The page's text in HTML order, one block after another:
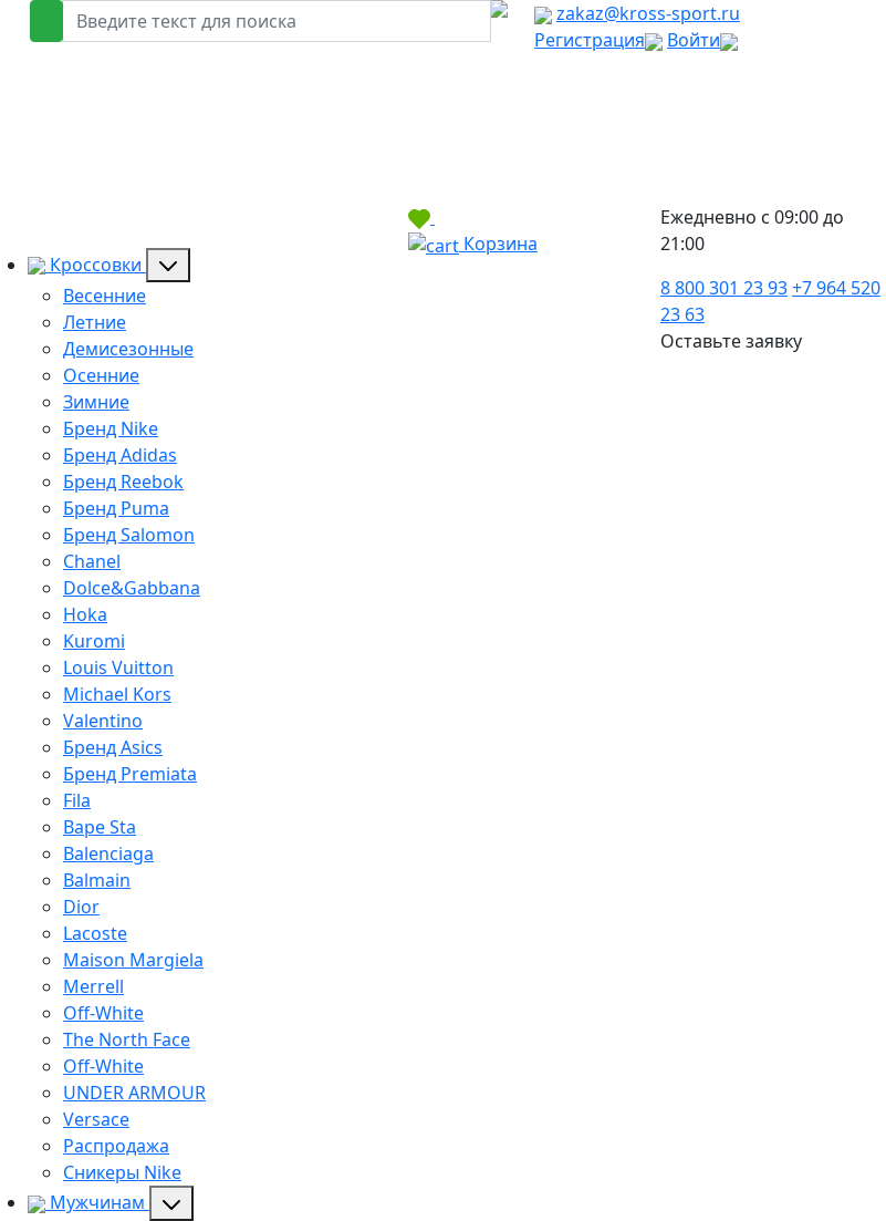
zakaz@kross-sport.ru
Регистрация
Войти
Кроссовки
Весенние
Летние
Демисезонные
Осенние
Зимние
Бренд Nike
Бренд Adidas
Бренд Reebok
Бренд Puma
Бренд Salomon
Chanel
Dolce&Gabbana
Hoka
Kuromi
Louis Vuitton
Michael Kors
Valentino
Бренд Asics
Бренд Premiata
Fila
Bape Sta
Balenciaga
Balmain
Dior
Lacoste
Maison Margiela
Merrell
Off-White
The North Face
Off-White
UNDER ARMOUR
Versace
Распродажа
Сникеры Nike
Мужчинам
Корзина
Ежедневно с 09:00 до
21:00
8 800 301 23 93+7 964 520
23 63
Оставьте заявку